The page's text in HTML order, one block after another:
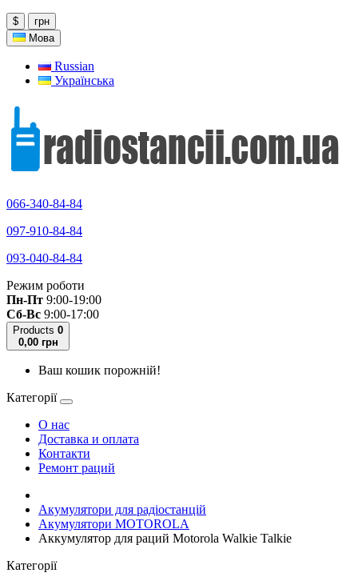
$
грн
Мова
Russian
Українська
066-340-84-84
097-910-84-84
093-040-84-84
Режим роботи
Пн-Пт 9:00-19:00
Сб-Вс 9:00-17:00
Products 0
0,00 грн
Ваш кошик порожній!
Категорії
О нас
Доставка и оплата
Контакти
Ремонт раций
Акумулятори для радіостанцій
Акумулятори MOTOROLA
Аккумулятор для раций Motorola Walkie Talkie
Категорії